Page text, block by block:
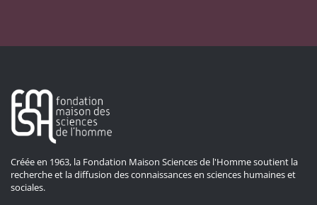
Créée en 1963, la Fondation Maison Sciences de l'Homme soutient la
recherche et la diffusion des connaissances en sciences humaines et
sociales.